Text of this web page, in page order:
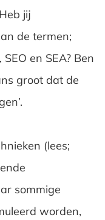
jij
de termen;
SEO en SEA? Ben
groot dat de
(lees;
sommige
worden,